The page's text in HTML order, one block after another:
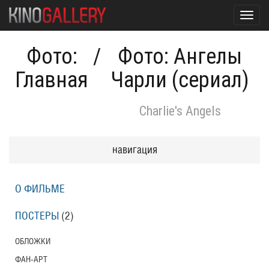
Фото:
Главная
/
Фото: Ангелы
Чарли (сериал)
Charlie's Angels
навигация
О ФИЛЬМЕ
ПОСТЕРЫ (2)
ОБЛОЖКИ
ФАН-АРТ